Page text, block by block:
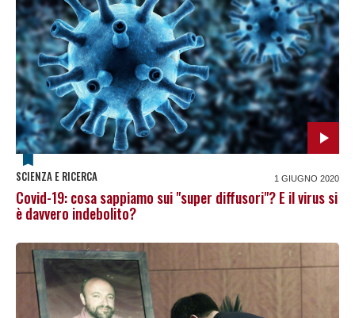
SCIENZA E RICERCA 1 GIUGNO 2020
Covid-19: cosa sappiamo sui "super diffusori"? E il virus si
è davvero indebolito?